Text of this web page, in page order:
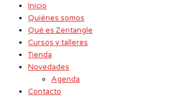
Inicio
Quiénes somos
Qué es Zentangle
Cursos y talleres
Tienda
Novedades
Agenda
Contacto